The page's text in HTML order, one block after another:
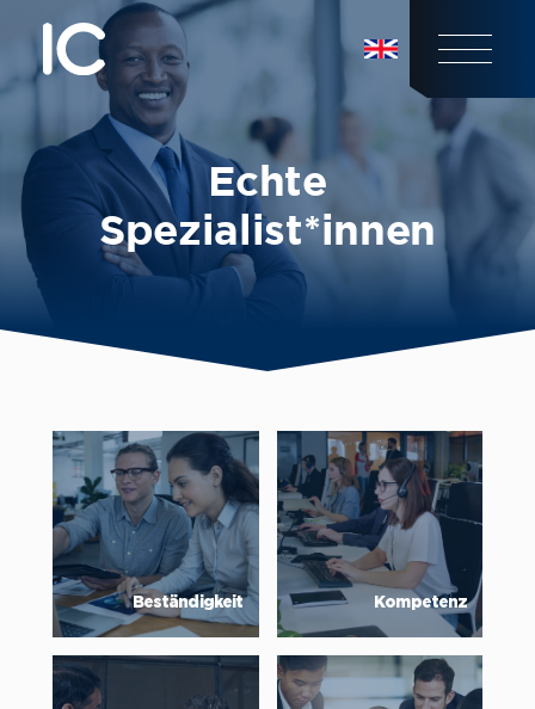
Echte
Spezialist*innen
Beständigkeit Kompetenz